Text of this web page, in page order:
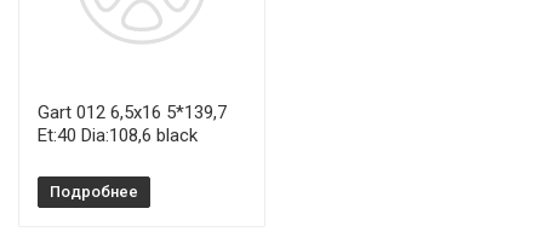
Gart 012 6,5x16 5*139,7
Et:40 Dia:108,6 black
Подробнее